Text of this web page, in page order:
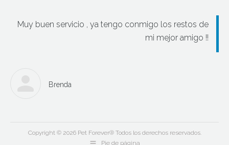
Muy buen servicio , ya tengo conmigo los restos de
mi mejor amigo !!
Brenda
Copyright © 2026 Pet Forever® Todos los derechos reservados.
Pie de página